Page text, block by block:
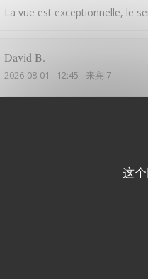
这
La vue est exceptionnelle, le
David B
2026-08-01 - 12:45 - 来宾 7